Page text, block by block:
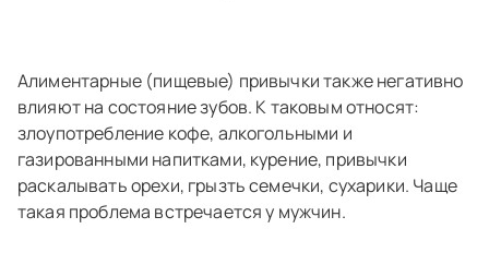
Алиментарные (пищевые) привычки также негативно
влияют на состояние зубов. К таковым относят:
злоупотребление кофе, алкогольными и
газированными напитками, курение, привычки
раскалывать орехи, грызть семечки, сухарики. Чаще
такая проблема встречается у мужчин.